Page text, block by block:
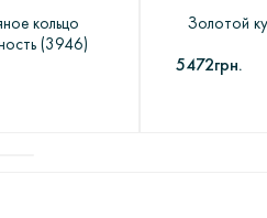
удобной
индивидуально-
кольцо
(3946)
Золотой
5472грн.